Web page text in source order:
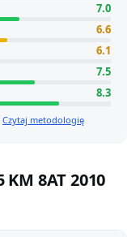
7.0
6.6
6.1
7.5
8.3
Czytaj metodologię
8AT 2010